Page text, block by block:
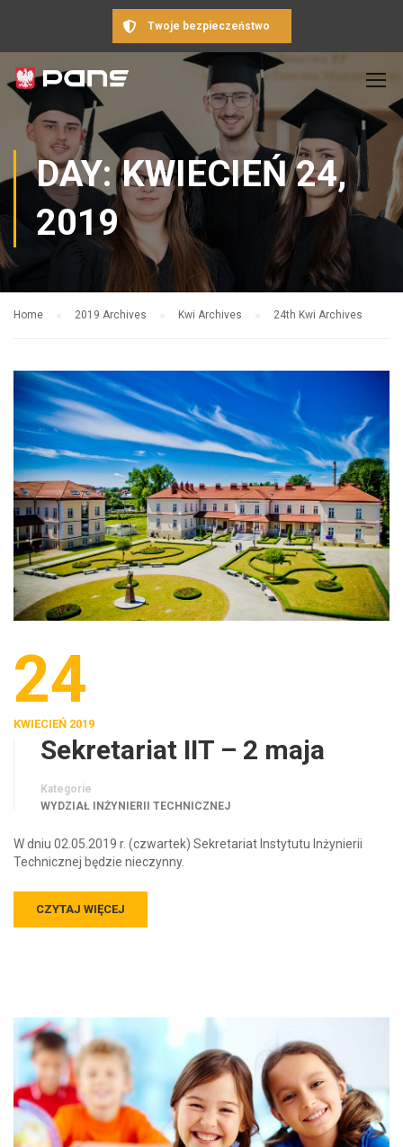
Twoje bezpieczeństwo
DAY: KWIECIEŃ 24,
2019
Home 2019 Archives Kwi Archives 24th Kwi Archives
24
KWIECIEŃ 2019
Sekretariat IIT – 2 maja
Kategorie
WYDZIAŁ INŻYNIERII TECHNICZNEJ
W dniu 02.05.2019 r. (czwartek) Sekretariat Instytutu Inżynierii
Technicznej będzie nieczynny.
CZYTAJ WIĘCEJ